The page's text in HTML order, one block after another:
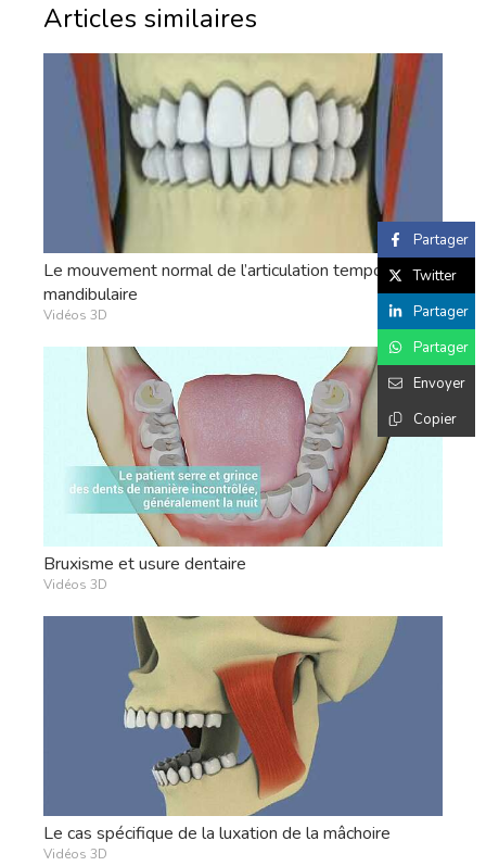
Articles similaires
Le mouvement normal de l’articulation temporo-
mandibulaire
Vidéos 3D
Bruxisme et usure dentaire
Vidéos 3D
Le cas spécifique de la luxation de la mâchoire
Vidéos 3D
Partager
Twitter
Partager
Partager
Envoyer
Copier